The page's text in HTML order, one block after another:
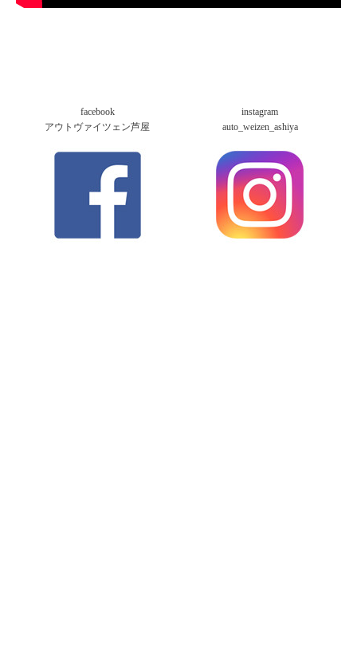
facebook
アウトヴァイツェン芦屋
instagram
auto_weizen_ashiya